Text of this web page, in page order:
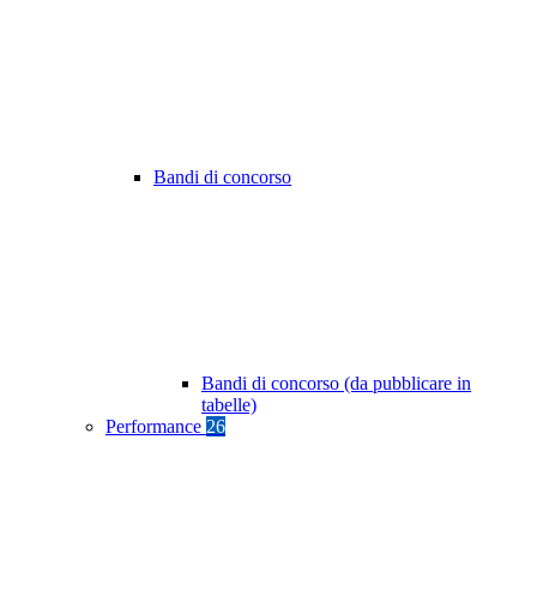
Bandi di concorso
Bandi di concorso (da pubblicare in
tabelle)
Performance 26